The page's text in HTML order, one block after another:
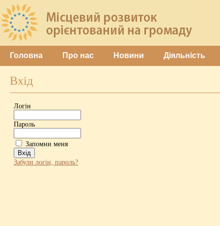
Головна Про нас Новини Діяльність
Вхід
Логін
Пароль
Запомни меня
Забули логін, пароль?